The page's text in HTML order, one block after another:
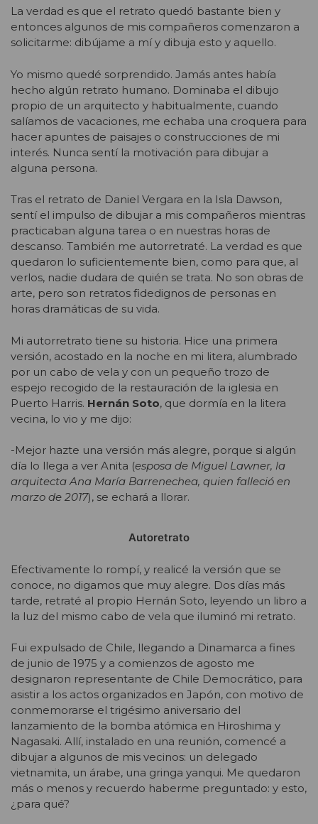
La verdad es que el retrato quedó bastante bien y
entonces algunos de mis compañeros comenzaron a
solicitarme: dibújame a mí y dibuja esto y aquello.
Yo mismo quedé sorprendido. Jamás antes había
hecho algún retrato humano. Dominaba el dibujo
propio de un arquitecto y habitualmente, cuando
salíamos de vacaciones, me echaba una croquera para
hacer apuntes de paisajes o construcciones de mi
interés. Nunca sentí la motivación para dibujar a
alguna persona.
Tras el retrato de Daniel Vergara en la Isla Dawson,
sentí el impulso de dibujar a mis compañeros mientras
practicaban alguna tarea o en nuestras horas de
descanso. También me autorretraté. La verdad es que
quedaron lo suficientemente bien, como para que, al
verlos, nadie dudara de quién se trata. No son obras de
arte, pero son retratos fidedignos de personas en
horas dramáticas de su vida.
Mi autorretrato tiene su historia. Hice una primera
versión, acostado en la noche en mi litera, alumbrado
por un cabo de vela y con un pequeño trozo de
espejo recogido de la restauración de la iglesia en
Puerto Harris. Hernán Soto, que dormía en la litera
vecina, lo vio y me dijo:
-Mejor hazte una versión más alegre, porque si algún
día lo llega a ver Anita (esposa de Miguel Lawner, la
arquitecta Ana María Barrenechea, quien falleció en
marzo de 2017), se echará a llorar.
Autoretrato
Efectivamente lo rompí, y realicé la versión que se
conoce, no digamos que muy alegre. Dos días más
tarde, retraté al propio Hernán Soto, leyendo un libro a
la luz del mismo cabo de vela que iluminó mi retrato.
Fui expulsado de Chile, llegando a Dinamarca a fines
de junio de 1975 y a comienzos de agosto me
designaron representante de Chile Democrático, para
asistir a los actos organizados en Japón, con motivo de
conmemorarse el trigésimo aniversario del
lanzamiento de la bomba atómica en Hiroshima y
Nagasaki. Allí, instalado en una reunión, comencé a
dibujar a algunos de mis vecinos: un delegado
vietnamita, un árabe, una gringa yanqui. Me quedaron
más o menos y recuerdo haberme preguntado: y esto,
¿para qué?